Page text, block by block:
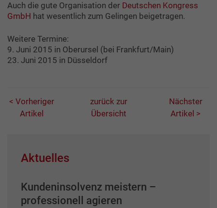
Auch die gute Organisation der Deutschen Kongress
GmbH hat wesentlich zum Gelingen beigetragen.
Weitere Termine:
9. Juni 2015 in Oberursel (bei Frankfurt/Main)
23. Juni 2015 in Düsseldorf
< Vorheriger
Artikel
zurück zur
Übersicht
Nächster
Artikel >
Aktuelles
Kundeninsolvenz meistern –
professionell agieren